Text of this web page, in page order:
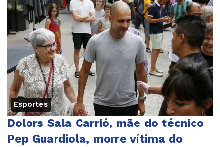
Esportes
Dolors Sala Carrió, mãe do técnico
Pep Guardiola, morre vítima do